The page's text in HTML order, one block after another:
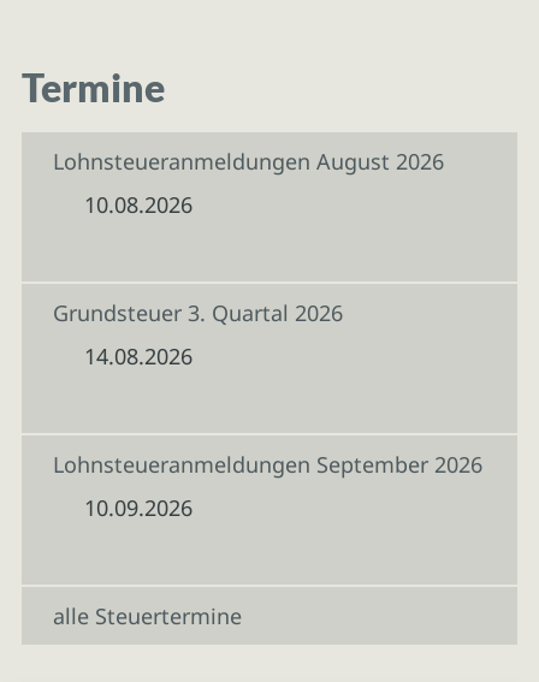
Termine
Lohnsteueranmeldungen August 2026
10.08.2026
Grundsteuer 3. Quartal 2026
14.08.2026
Lohnsteueranmeldungen September 2026
10.09.2026
alle Steuertermine